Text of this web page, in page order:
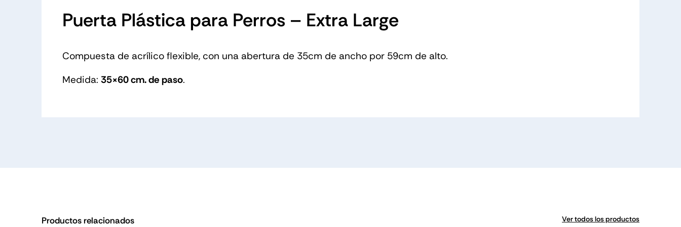
Puerta Plástica para Perros – Extra Large
Compuesta de acrílico flexible, con una abertura de 35cm de ancho por 59cm de alto.
Medida: 35×60 cm. de paso.
Productos relacionados Ver todos los productos